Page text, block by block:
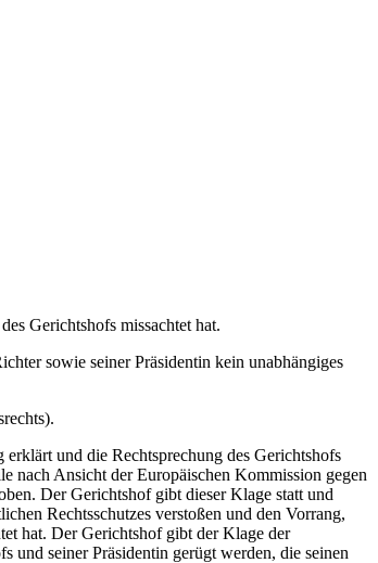
Gerichtshofs missachtet hat.
sowie seiner Präsidentin kein unabhängiges
und die Rechtsprechung des Gerichtshofs
nach Ansicht der Europäischen Kommission gegen
Der Gerichtshof gibt dieser Klage statt und
Rechtsschutzes verstoßen und den Vorrang,
hat. Der Gerichtshof gibt der Klage der
und seiner Präsidentin gerügt werden, die seinen